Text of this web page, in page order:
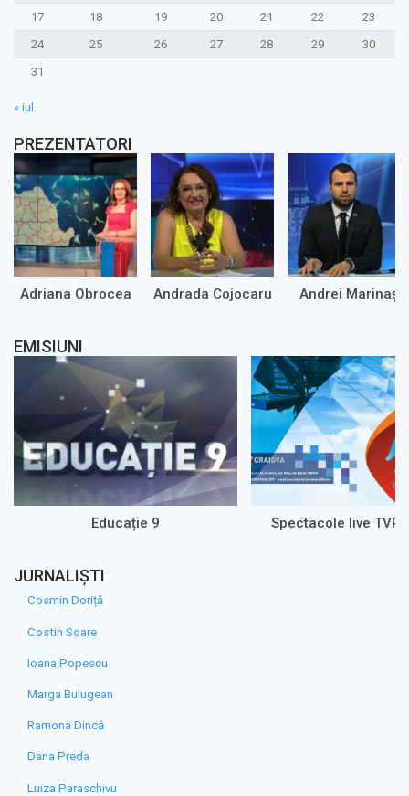
17
18 19 20 21 22
23
24
25 26 27 28 29
30
31
« iul.
PREZENTATORI
Adriana Obrocea Andrada Cojocaru Andrei Marinaș
EMISIUNI
Educație 9 Spectacole live TVR
JURNALIȘTI
Cosmin Doriță
Costin Soare
Ioana Popescu
Marga Bulugean
Ramona Dincă
Dana Preda
Luiza Paraschivu